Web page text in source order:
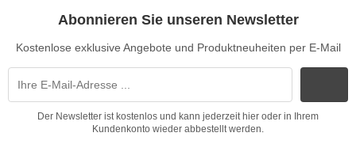
Abonnieren Sie unseren Newsletter
Kostenlose exklusive Angebote und Produktneuheiten per E-Mail
Der Newsletter ist kostenlos und kann jederzeit hier oder in Ihrem
Kundenkonto wieder abbestellt werden.